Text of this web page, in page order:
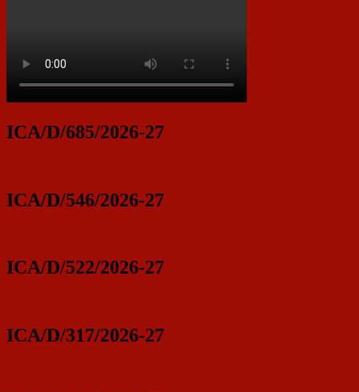
ICA/D/685/2026-27
ICA/D/546/2026-27
ICA/D/522/2026-27
ICA/D/317/2026-27